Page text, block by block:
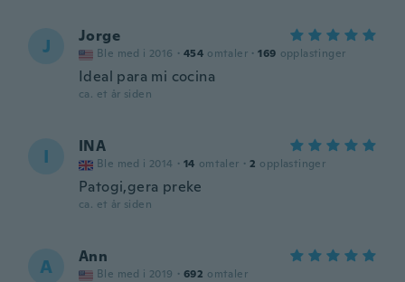
J Jorge
Ble med i 2016 · 454 omtaler · 169 opplastinger
Ideal para mi cocina
ca. et år siden
I INA
Ble med i 2014 · 14 omtaler · 2 opplastinger
Patogi,gera preke
ca. et år siden
A Ann
Ble med i 2019 · 692 omtaler